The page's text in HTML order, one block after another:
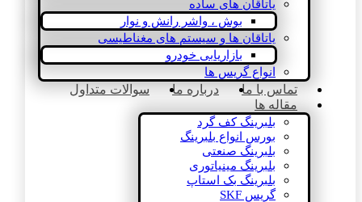
یاتاقان های ساده
بوش ، واشر رانش و نوار
یاتاقان ها و سیستم های مغناطیسی
بازاریابی خودرو
انواع گریس ها
تماس با ما درباره ما
سوالات متداول
مقاله ها
بلبرینگ کف گرد
بورس انواع بلبرینگ
بلبرینگ صنعتی
بلبرینگ مینیاتوری
بلبرینگ بک استاپ
گریس SKF